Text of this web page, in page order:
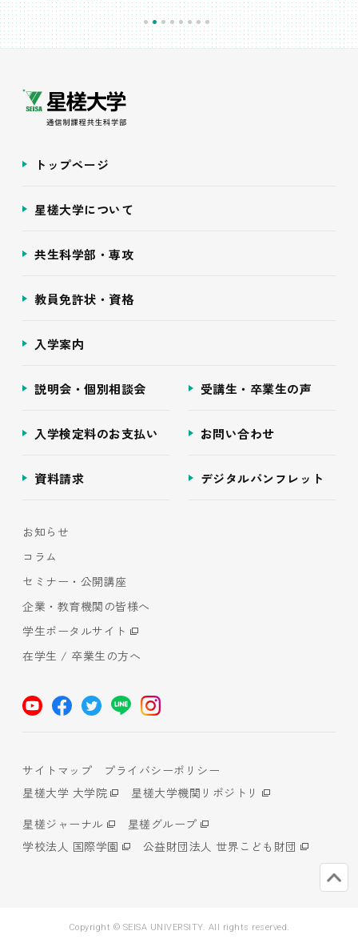
トップページ
星槎大学について
共生科学部・専攻
教員免許状・資格
入学案内
説明会・個別相談会 受講生・卒業生の声
入学検定料のお支払い お問い合わせ
資料請求 デジタルパンフレット
お知らせ
コラム
セミナー・公開講座
企業・教育機関の皆様へ
学生ポータルサイト
在学生 / 卒業生の方へ
サイトマップ
プライバシーポリシー
星槎大学 大学院
星槎大学機関リポジトリ
星槎ジャーナル
星槎グループ
学校法人 国際学園
公益財団法人 世界こども財団
Copyright © SEISA UNIVERSITY. All rights reserved.